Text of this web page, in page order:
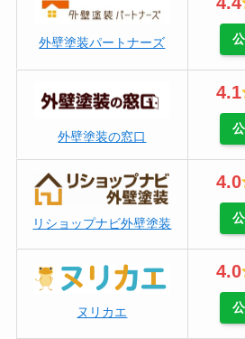
外壁塗装パートナーズ
外壁塗装の窓口
4.1
リショップナビ外壁塗装
4.0
ヌリカエ
4.0